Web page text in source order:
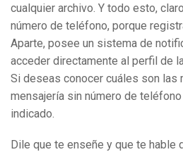
cualquier archivo. Y todo esto,
número de teléfono, porque
Aparte, posee un sistema de
acceder directamente al perfil de
Si deseas conocer cuáles son las
mensajería sin número de
indicado.
Dile que te enseñe y que te hable